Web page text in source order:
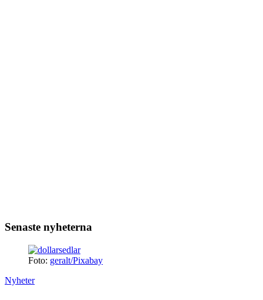
Senaste nyheterna
Foto: geralt/Pixabay
Nyheter